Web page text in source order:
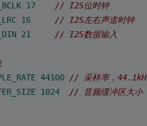
17 // I2S位时钟
16 // I2S左右声道时钟
21 // I2S数据输入
44100 // 采样率，
1024 // 音频缓冲区大小